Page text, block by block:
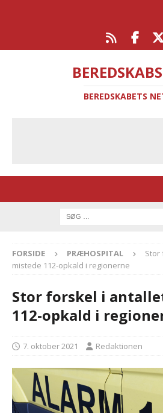
BEREDSKABETS
FORSIDE PRÆHOSPITAL
Stor
mistede 112-opkald i regionerne
Stor forskel i
112-opkald i
7. oktober 2021 Redaktionen